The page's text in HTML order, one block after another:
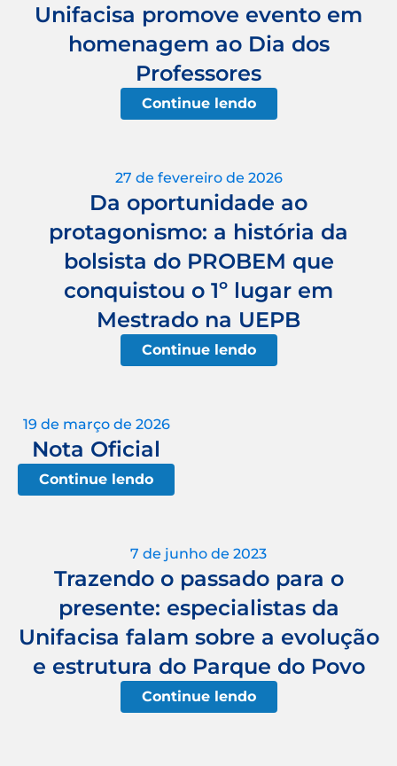
Unifacisa promove evento em
homenagem ao Dia dos
Professores
Continue lendo
27 de fevereiro de 2026
Da oportunidade ao
protagonismo: a história da
bolsista do PROBEM que
conquistou o 1º lugar em
Mestrado na UEPB
Continue lendo
19 de março de 2026
Nota Oficial
Continue lendo
7 de junho de 2023
Trazendo o passado para o
presente: especialistas da
Unifacisa falam sobre a evolução
e estrutura do Parque do Povo
Continue lendo